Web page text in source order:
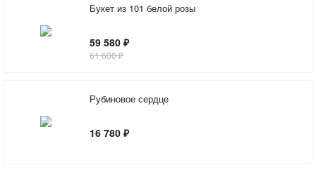
Букет из 101 белой розы
59 580 ₽
61 600 ₽
Рубиновое сердце
16 780 ₽